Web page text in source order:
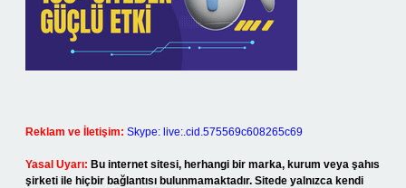
Reklam ve İletişim: Skype: live:.cid.575569c608265c69
Yasal Uyarı: Bu internet sitesi, herhangi bir marka, kurum veya şahıs
şirketi ile hiçbir bağlantısı bulunmamaktadır. Sitede yalnızca kendi